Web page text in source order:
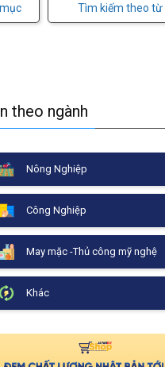
Tìm kiếm theo từ
theo ngành
Nông Nghiệp
Công Nghiệp
May mặc -Thủ công mỹ nghệ
Khác